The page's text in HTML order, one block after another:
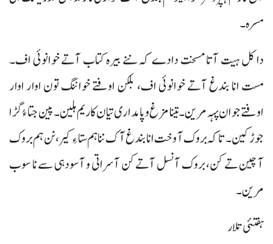
مسرہ۔
دا کل ہیت آتا مسخت دادے کہ ننے بیرہ کتاب آتے خوانوئی اف۔
مست انا بندغ آتے خوانوئی اف، بلکن اوفتے خواننگ تون اوار اوار
اوفتے جوان پہہ مرین۔ تینا مزغ و پامداری تیان کاریم ہلین۔ پین جتا ءُ گڑا
جوڑ کین۔ تاکہ بروک آ وخت انا بندغ آک ننا ہم ستا ءِ کیر، نن ہم بروک
آ چین تے کن، بروک آنسل آتے کن آسراتی و آسودہی سے نا سوب
مرین۔
ہفتئی تلار